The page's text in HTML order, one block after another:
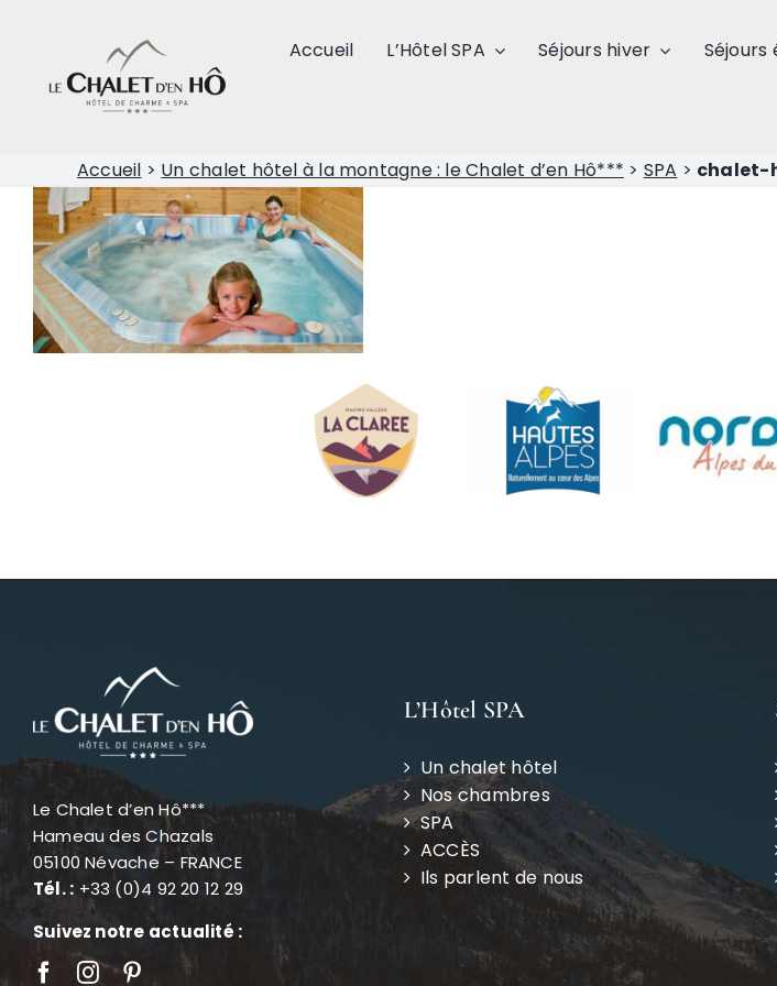
Accueil L’Hôtel SPA Séjours hiver Séjours
Accueil > Un chalet hôtel à la montagne : le Chalet d’en Hô*** > SPA > chalet-
Le Chalet d’en Hô***
Hameau des Chazals
05100 Névache – FRANCE
Tél. : +33 (0)4 92 20 12 29
Suivez notre actualité :
L’Hôtel SPA
Un chalet hôtel
Nos chambres
SPA
ACCÈS
Ils parlent de nous